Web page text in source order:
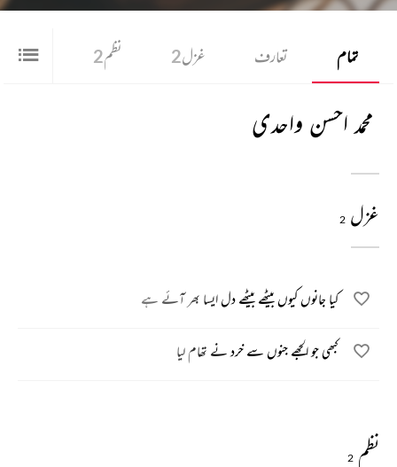
تمام تعارف غزل2 نظم2 قطعہ2
محمد احسن واحدی
غزل 2
کیا جانوں کیوں بیٹھے بیٹھے دل ایسا بھر آئے ہے
کبھی جو الجھے جنوں سے خرد نے تھام لیا
نظم 2